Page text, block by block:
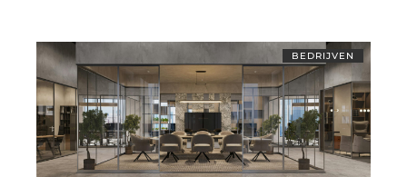
BEDRIJVEN